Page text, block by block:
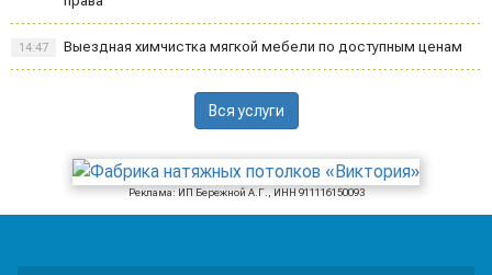
Выездная химчистка мягкой мебели по доступным ценам
14:47
Вся услуги
Реклама: ИП Бережной А.Г., ИНН 911116150093